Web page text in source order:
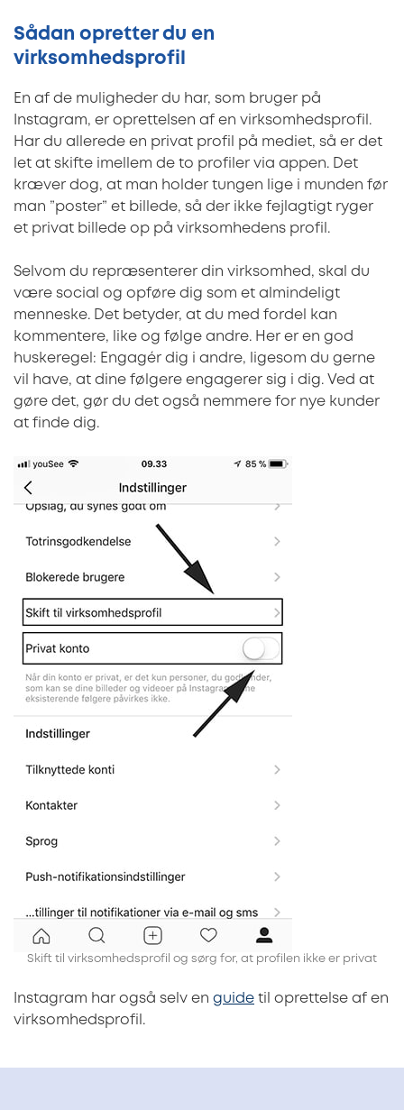
Sådan opretter du en
virksomhedsprofil
En af de muligheder du har, som bruger på
Instagram, er oprettelsen af en virksomhedsprofil.
Har du allerede en privat profil på mediet, så er det
let at skifte imellem de to profiler via appen. Det
kræver dog, at man holder tungen lige i munden før
man ”poster” et billede, så der ikke fejlagtigt ryger
et privat billede op på virksomhedens profil.
Selvom du repræsenterer din virksomhed, skal du
være social og opføre dig som et almindeligt
menneske. Det betyder, at du med fordel kan
kommentere, like og følge andre. Her er en god
huskeregel: Engagér dig i andre, ligesom du gerne
vil have, at dine følgere engagerer sig i dig. Ved at
gøre det, gør du det også nemmere for nye kunder
at finde dig.
Skift til virksomhedsprofil og sørg for, at profilen ikke er privat
Instagram har også selv en guide til oprettelse af en
virksomhedsprofil.